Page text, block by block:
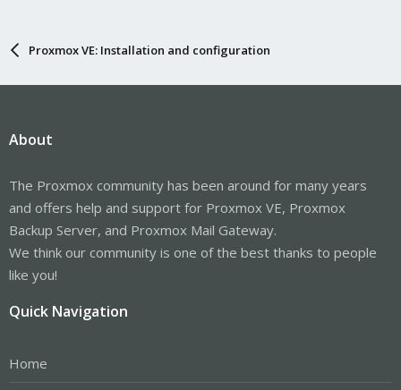
Proxmox VE: Installation and configuration
About
The Proxmox community has been around for many years
and offers help and support for Proxmox VE, Proxmox
Backup Server, and Proxmox Mail Gateway.
We think our community is one of the best thanks to people
like you!
Quick Navigation
Home